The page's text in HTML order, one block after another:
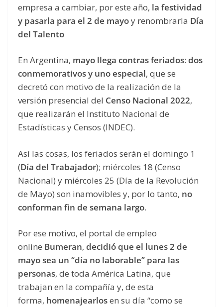
empresa a cambiar, por este año, la festividad
y pasarla para el 2 de mayoy renombrarla Día
del Talento
En Argentina, mayo llega contras feriados: dos
conmemorativos y uno especial, que se
decretó con motivo de la realización de la
versión presencial del Censo Nacional 2022,
que realizarán el Instituto Nacional de
Estadísticas y Censos (INDEC).
Así las cosas, los feriados serán el domingo 1
(Día del Trabajador); miércoles 18 (Censo
Nacional) y miércoles 25 (Día de la Revolución
de Mayo) son inamovibles y, por lo tanto, no
conforman fin de semana largo.
Por ese motivo, el portal de empleo
online Bumeran, decidió que el lunes 2 de
mayo sea un “día no laborable” para las
personas, de toda América Latina, que
trabajan en la compañía y, de esta
forma, homenajearlosen su día “como se